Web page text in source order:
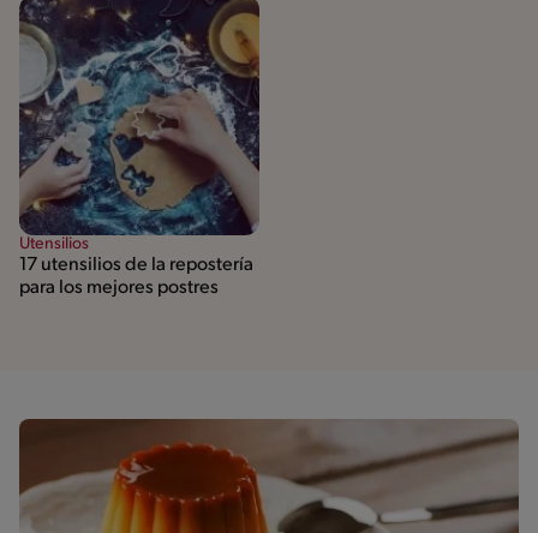
Utensilios
17 utensilios de la repostería
para los mejores postres